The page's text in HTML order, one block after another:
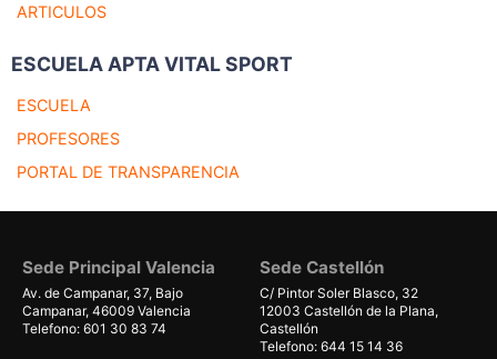
ARTICULOS
ESCUELA APTA VITAL SPORT
ESCUELA
PROFESORES
PORTAL DE TRANSPARENCIA
Sede Principal Valencia
Av. de Campanar, 37, Bajo
Campanar, 46009 Valencia
Telefono: 601 30 83 74
Sede Castellón
C/ Pintor Soler Blasco, 32
12003 Castellón de la Plana,
Castellón
Telefono: 644 15 14 36